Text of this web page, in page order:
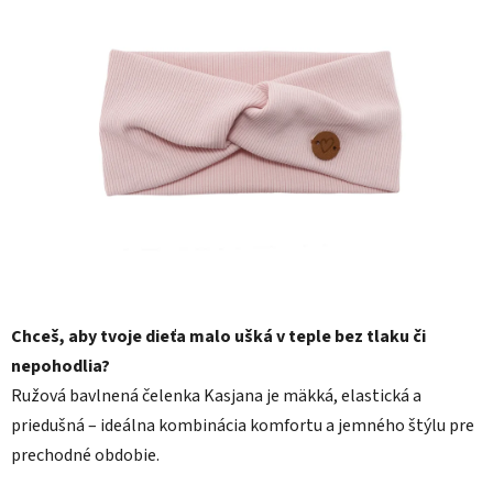
Chceš, aby tvoje dieťa malo ušká v teple bez tlaku či
nepohodlia?
Ružová bavlnená čelenka Kasjana je mäkká, elastická a
priedušná – ideálna kombinácia komfortu a jemného štýlu pre
prechodné obdobie.